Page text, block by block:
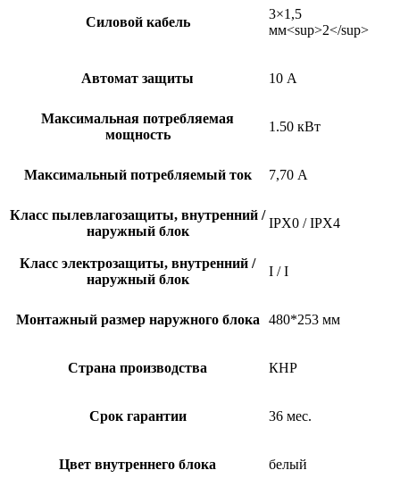
Силовой кабель
3×1,5
мм<sup>2</sup>
Автомат защиты 10 А
Максимальная потребляемая
мощность
1.50 кВт
Максимальный потребляемый ток 7,70 А
Класс пылевлагозащиты, внутренний /
наружный блок
IPX0 / IPX4
Класс электрозащиты, внутренний /
наружный блок
I / I
Монтажный размер наружного блока 480*253 мм
Страна производства КНР
Срок гарантии 36 мес.
Цвет внутреннего блока белый